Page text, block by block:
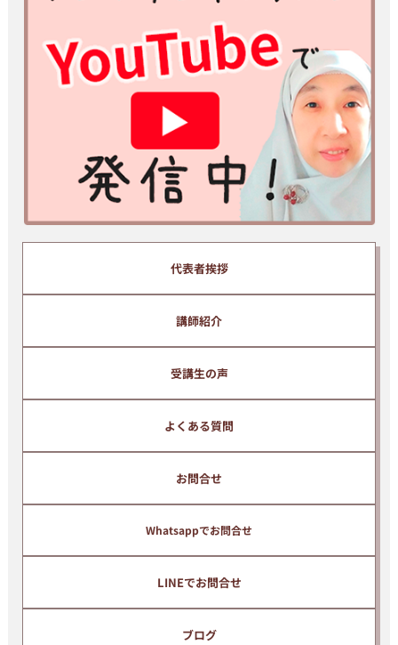
※ご入力いただいた情報は、当スクールプライバシーポリシーのも
と厳重に管理いたします。
※ yahoo、hotmail などのフリーメールアドレスでは受信できない
場合があるため、プロバイダーメールアドレスを推奨いたします。
※ ご入力いただいたメールアドレスは、当スクール代表、清水純子
のメールマガジンに自動的に登録されます。
メールマガジンでは、インドネシア語の上達に関わる有益な情報等
を無料で提供しています。
配信解除はいつでもご自身で簡単に行うことができます。
代表者挨拶
講師紹介
受講生の声
よくある質問
お問合せ
Whatsappでお問合せ
LINEでお問合せ
ブログ